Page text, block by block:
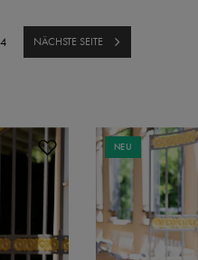
4 NÄCHSTE SEITE
NEU